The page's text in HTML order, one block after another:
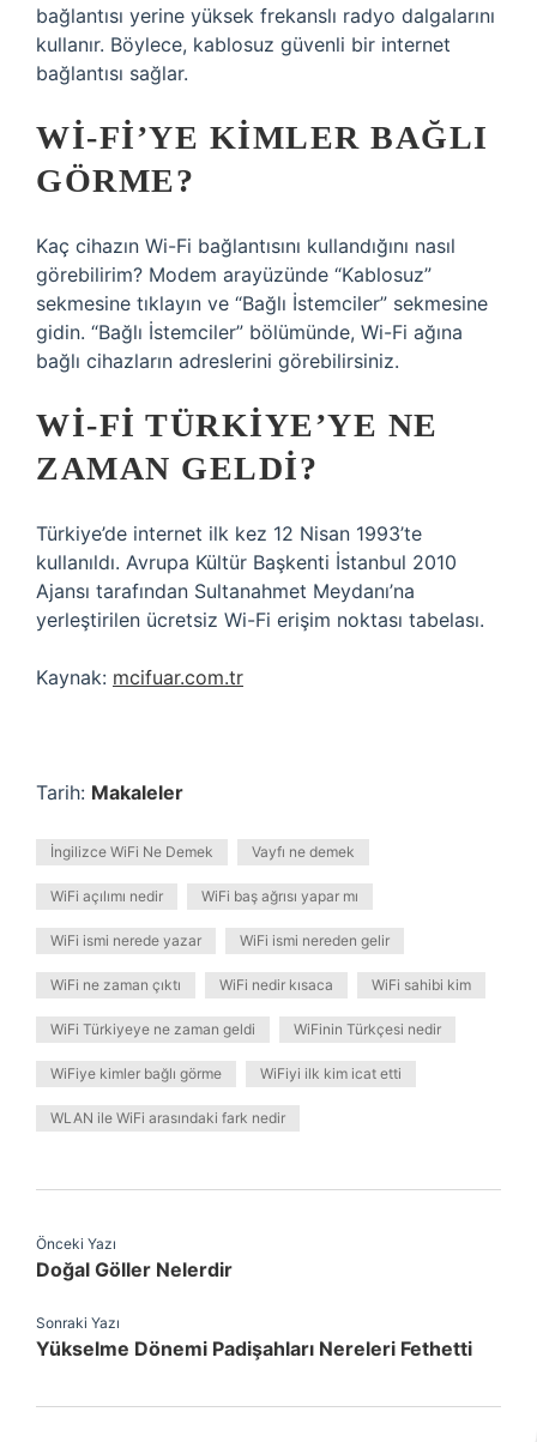
bağlantısı yerine yüksek frekanslı radyo dalgalarını
kullanır. Böylece, kablosuz güvenli bir internet
bağlantısı sağlar.
WI-FI’YE KIMLER BAĞLI
GÖRME?
Kaç cihazın Wi-Fi bağlantısını kullandığını nasıl
görebilirim? Modem arayüzünde “Kablosuz”
sekmesine tıklayın ve “Bağlı İstemciler” sekmesine
gidin. “Bağlı İstemciler” bölümünde, Wi-Fi ağına
bağlı cihazların adreslerini görebilirsiniz.
WI-FI TÜRKIYE’YE NE
ZAMAN GELDI?
Türkiye’de internet ilk kez 12 Nisan 1993’te
kullanıldı. Avrupa Kültür Başkenti İstanbul 2010
Ajansı tarafından Sultanahmet Meydanı’na
yerleştirilen ücretsiz Wi-Fi erişim noktası tabelası.
Kaynak: mcifuar.com.tr
Tarih: Makaleler
İngilizce WiFi Ne Demek Vayfı ne demek
WiFi açılımı nedir WiFi baş ağrısı yapar mı
WiFi ismi nerede yazar WiFi ismi nereden gelir
WiFi ne zaman çıktı WiFi nedir kısaca WiFi sahibi kim
WiFi Türkiyeye ne zaman geldi WiFinin Türkçesi nedir
WiFiye kimler bağlı görme WiFiyi ilk kim icat etti
WLAN ile WiFi arasındaki fark nedir
Önceki Yazı
Doğal Göller Nelerdir
Sonraki Yazı
Yükselme Dönemi Padişahları Nereleri Fethetti